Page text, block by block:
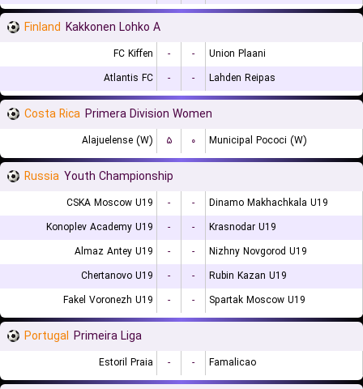
Finland Kakkonen Lohko A
FC Kiffen - -
Union Plaani
Atlantis FC
- - Lahden Reipas
Costa Rica Primera Division Women
Alajuelense (W) ۵ ۰ Municipal Pococi (W)
Russia Youth Championship
CSKA Moscow U19 - -
Dinamo Makhachkala U19
Konoplev Academy U19
- -
Krasnodar U19
Almaz Antey U19
- -
Nizhny Novgorod U19
Chertanovo U19
- -
Rubin Kazan U19
Fakel Voronezh U19
- - Spartak Moscow U19
Portugal Primeira Liga
Estoril Praia - - Famalicao